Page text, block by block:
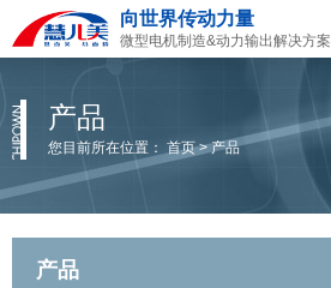
向世界传动力量
微型电机制造&动力输出解决方案
深圳市慧儿美科技有限公司
产品
您目前所在位置： 首页>产品
产品